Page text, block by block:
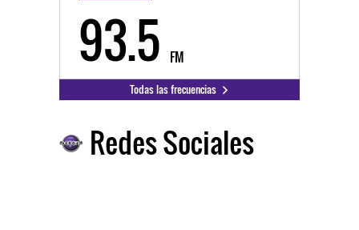
93.5 FM
Todas las frecuencias
Redes Sociales